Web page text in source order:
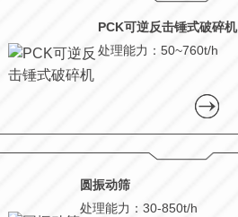
PCK可逆反击锤式破碎机
处理能力：50~760t/h
圆振动筛
处理能力：30-850t/h